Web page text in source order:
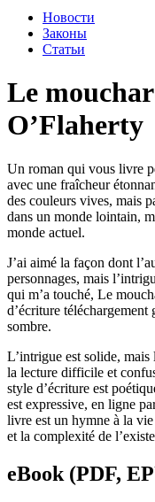
Новости
Законы
Статьи
Le
O’Flaherty
Un roman qui vous livre
avec une fraîcheur
des couleurs vives, mais
dans un monde lointain,
monde actuel.
J’ai aimé la façon dont
personnages, mais
qui m’a touché, Le
d’écriture
sombre.
L’intrigue est solide,
la lecture difficile et
style d’écriture est
est expressive, en ligne
livre est un hymne à la
et la complexité de
eBook (PDF,